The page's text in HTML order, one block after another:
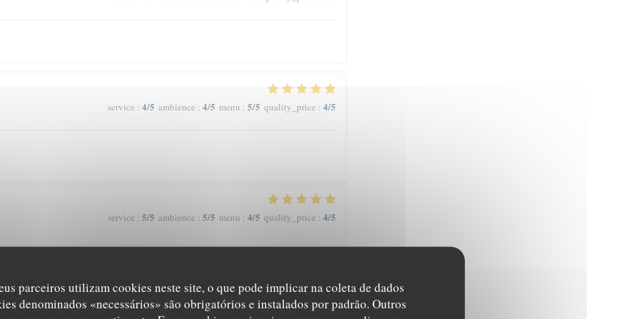
parceiros utilizam cookies neste site, o que pode implicar na coleta de dados
denominados «necessários» são obrigatórios e instalados por padrão. Outros
service : 4/5 ambience : 4/5 menu : 5/5 quality_price : 4/5
service : 5/5 ambience : 5/5 menu : 4/5 quality_price : 4/5